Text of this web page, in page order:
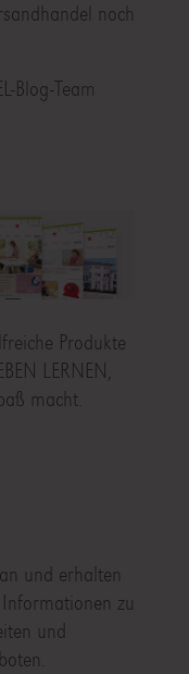
noch
Blog-Team
Produkte
LERNEN,
macht.
und erhalten
zu
und